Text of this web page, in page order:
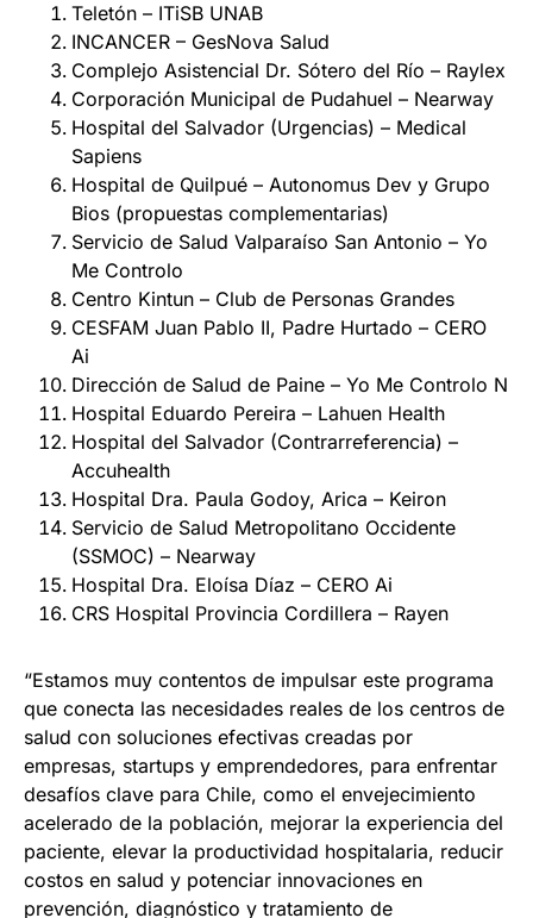
Teletón – ITiSB UNAB
INCANCER – GesNova Salud
Complejo Asistencial Dr. Sótero del Río – Raylex
Corporación Municipal de Pudahuel – Nearway
Hospital del Salvador (Urgencias) – Medical
Sapiens
Hospital de Quilpué – Autonomus Dev y Grupo
Bios (propuestas complementarias)
Servicio de Salud Valparaíso San Antonio – Yo
Me Controlo
Centro Kintun – Club de Personas Grandes
CESFAM Juan Pablo II, Padre Hurtado – CERO
Ai
Dirección de Salud de Paine – Yo Me Controlo N
Hospital Eduardo Pereira – Lahuen Health
Hospital del Salvador (Contrarreferencia) –
Accuhealth
Hospital Dra. Paula Godoy, Arica – Keiron
Servicio de Salud Metropolitano Occidente
(SSMOC) – Nearway
Hospital Dra. Eloísa Díaz – CERO Ai
CRS Hospital Provincia Cordillera – Rayen
“Estamos muy contentos de impulsar este programa
que conecta las necesidades reales de los centros de
salud con soluciones efectivas creadas por
empresas, startups y emprendedores, para enfrentar
desafíos clave para Chile, como el envejecimiento
acelerado de la población, mejorar la experiencia del
paciente, elevar la productividad hospitalaria, reducir
costos en salud y potenciar innovaciones en
prevención, diagnóstico y tratamiento de